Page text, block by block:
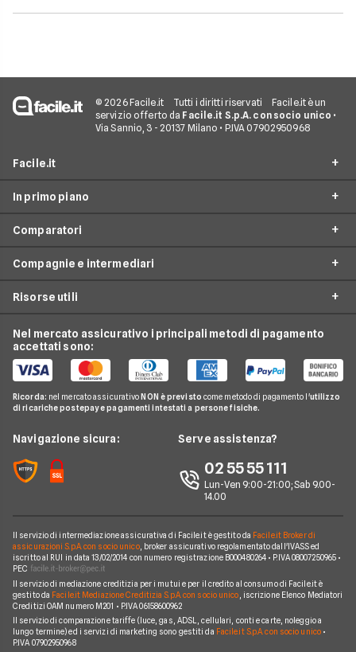
© 2026 Facile.it Tutti i diritti riservati
Facile.it è un
servizio offerto da Facile.it S.p.A. con socio unico •
Via Sannio, 3 - 20137 Milano • P.IVA 07902950968
Facile.it
Assicurazioni
Prestiti
Conti e Carte
Telefonia Mobile
Pay TV
Noleggio Lungo Termine
News
Chi siamo
Perché scegliere Facile.it
Mappa del sito
In primo piano
Assicurazioni online
Assicurazione Auto
Assicurazione Moto
Assicurazione Casa
Assicurazione Vita
Assicurazione Mutuo
Assicurazione Avvocati
Assicurazione Infortuni
Assicurazione Autocarro
Comparatori
Preventivo assicurazione auto
Preventivo Assicurazione Moto
Preventivo Assicurazione Casa
Preventivo Assicurazione Vita
Preventivo Assicurazione Viaggio
Compagnie e intermediari
Bene Assicurazioni
ConTe
Genertel
Allianz Direct
Linear
Prima.it
Quixa
UnipolSai
Allianz
Compagnie e intermediari
Risorse utili
Osservatorio Assicurazioni
Guida Assicurazioni
Domande Assicurazioni
Glossario Assicurativo
Notizie Assicurazioni
Nel mercato assicurativo i principali metodi di pagamento
accettati sono:
Ricorda: nel mercato assicurativoNON è previsto come metodo di pagamento l'utilizzo
di ricariche postepay e pagamenti intestati a persone fisiche.
Navigazione sicura: Serve assistenza?
02 55 55 111
Lun-Ven 9:00-21:00; Sab 9.00-
14.00
Il servizio di intermediazione assicurativa di Facile.it è gestito da Facile.it Broker di
assicurazioni S.p.A. con socio unico, broker assicurativo regolamentato dall'IVASS ed
iscritto al RUI in data 13/02/2014 con numero registrazione B000480264 • P.IVA 08007250965 •
PEC
Il servizio di mediazione creditizia per i mutui e per il credito al consumo di Facile.it è
gestito da Facile.it Mediazione Creditizia S.p.A. con socio unico, iscrizione Elenco Mediatori
Creditizi OAM numero M201 • P.IVA 06158600962
Il servizio di comparazione tariffe (luce, gas, ADSL, cellulari, conti e carte, noleggio a
lungo termine) ed i servizi di marketing sono gestiti da Facile.it S.p.A. con socio unico•
P.IVA 07902950968